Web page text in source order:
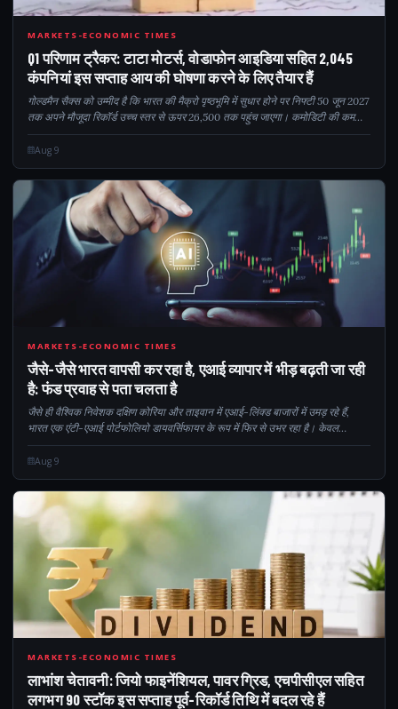
Q12
MARKETS-ECONOMIC TIMES
Q1 परिणाम ट्रैकर: टाटा मोटर्स, वोडाफोन आइडिया सहित 2,045
कंपनियां इस सप्ताह आय की घोषणा करने के लिए तैयार हैं
गोल्डमैन सैक्स को उम्मीद है कि भारत की मैक्रो पृष्ठभूमि में सुधार होने पर निफ्टी 50 जून 2027
तक अपने मौजूदा रिकॉर्ड उच्च स्तर से ऊपर 26,500 तक पहुंच जाएगा। कमोडिटी की कम
कीमतें, स्थिर मुद्रा, लचीली घरेलू वृद्धि और बेहतर अर्थव्यवस्था...
Aug 9
CM
MARKETS-ECONOMIC TIMES
जैसे-जैसे भारत वापसी कर रहा है, एआई व्यापार में भीड़ बढ़ती जा रही
है: फंड प्रवाह से पता चलता है
जैसे ही वैश्विक निवेशक दक्षिण कोरिया और ताइवान में एआई-लिंक्ड बाजारों में उमड़ रहे हैं,
भारत एक एंटी-एआई पोर्टफोलियो डायवर्सिफायर के रूप में फिर से उभर रहा है। केवल
दीर्घकालिक निधि मोचन में कमी, हाल के विदेशी प्रवाह में $3.6 बिलियन, मजबूत...
Aug 9
90
MARKETS-ECONOMIC TIMES
लाभांश चेतावनी: जियो फाइनेंशियल, पावर ग्रिड, एचपीसीएल सहित
लगभग 90 स्टॉक इस सप्ताह पूर्व-रिकॉर्ड तिथि में बदल रहे हैं